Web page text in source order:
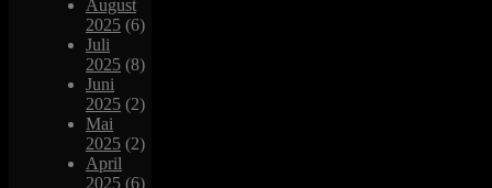
August
2025 (6)
Juli
2025 (8)
Juni
2025 (2)
Mai
2025 (2)
April
2025 (6)